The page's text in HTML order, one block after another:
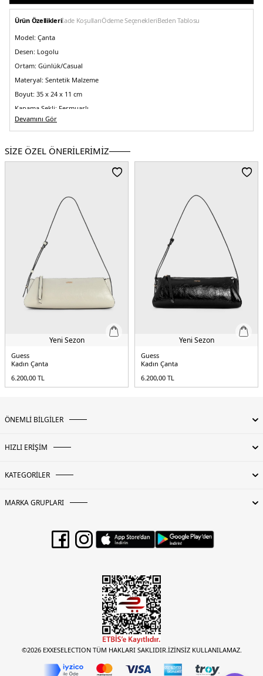
Ürün Özellikleriİade KoşullarıÖdeme SeçenekleriBeden Tablosu
Model: Çanta
Desen: Logolu
Ortam: Günlük/Casual
Materyal: Sentetik Malzeme
Boyut: 35 x 24 x 11 cm
Kapama Şekli: Fermuarlı
Yaş Grubu:Yetişkin
Menşei:Endonezya
5DY2HWWG9923010NTC.03
Devamını Gör
SİZE ÖZEL ÖNERİLERİMİZ
Yeni Sezon
Guess
Kadın Çanta
6.200,00 TL
Yeni Sezon
Guess
Kadın Çanta
6.200,00 TL
ÖNEMLİ BİLGİLER
HIZLI ERİŞİM
KATEGORİLER
MARKA GRUPLARI
©2026 EXXESELECTION TÜM HAKLARI SAKLIDIR.İZİNSİZ KULLANILAMAZ.